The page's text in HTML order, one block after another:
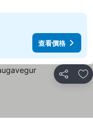
查看價格
分享 加